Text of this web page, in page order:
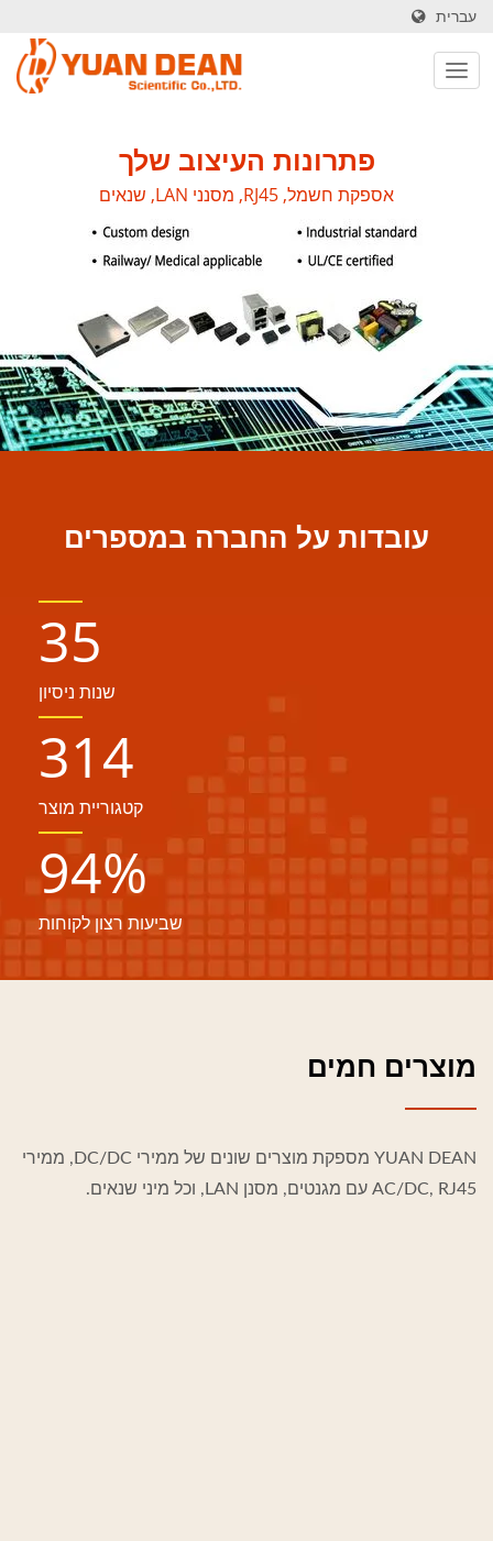
עברית
פתרונות העיצוב שלך
אספקת חשמל, RJ45, מסנני LAN, שנאים
עובדות על החברה במספרים
35
שנות ניסיון
314
קטגוריית מוצר
94%
שביעות רצון לקוחות
מוצרים חמים
YUAN DEAN מספקת מוצרים שונים של ממירי DC/DC, ממירי
AC/DC, RJ45 עם מגנטים, מסנן LAN, וכל מיני שנאים.